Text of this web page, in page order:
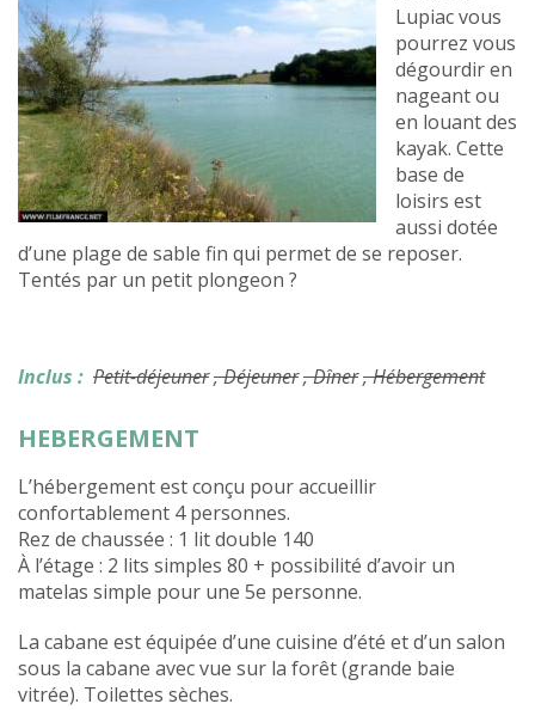
Lupiac vous
pourrez vous
dégourdir en
nageant ou
en louant des
kayak. Cette
base de
loisirs est
aussi dotée
d’une plage de sable fin qui permet de se reposer.
Tentés par un petit plongeon ?
Inclus : Petit-déjeuner, Déjeuner, Dîner, Hébergement
HEBERGEMENT
L’hébergement est conçu pour accueillir
confortablement 4 personnes.
Rez de chaussée : 1 lit double 140
À l’étage : 2 lits simples 80 + possibilité d’avoir un
matelas simple pour une 5e personne.
La cabane est équipée d’une cuisine d’été et d’un salon
sous la cabane avec vue sur la forêt (grande baie
vitrée). Toilettes sèches.